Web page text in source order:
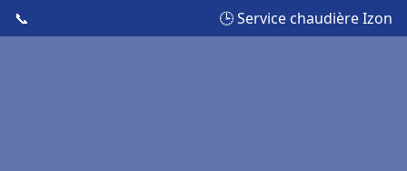
📞 🕒 Service chaudière Izon